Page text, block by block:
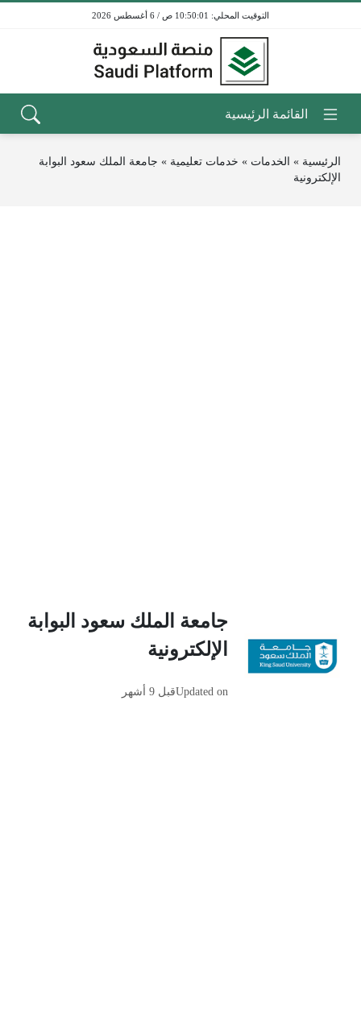
10:50:01 ص / 6 أغسطس 2026
الرئيسية » الخدمات » خدمات تعليمية » جامعة الملك سعود البوابة
الإلكترونية
جامعة الملك سعود البوابة
الإلكترونية
Updated onقبل 9 أشهر